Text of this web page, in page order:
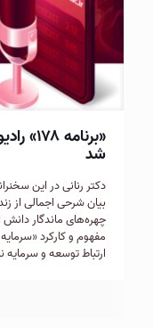
شد
بیان شرحی اجمالی از
چهره‌های ماندگار دانش
مفهوم و کارکرد
ارتباط توسعه و سرمایه